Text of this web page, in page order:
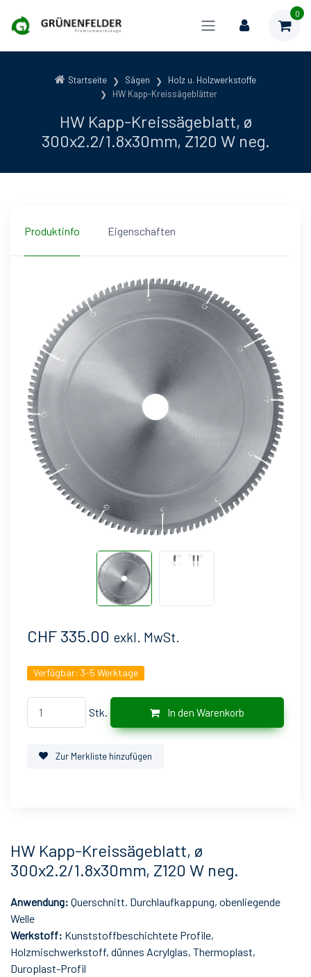
0
Startseite Sägen
Holz u. Holzwerkstoffe
HW Kapp-Kreissägeblätter
HW Kapp-Kreissägeblatt, ø
300x2.2/1.8x30mm, Z120 W neg.
Produktinfo Eigenschaften
CHF 335.00 exkl. MwSt.
Verfügbar: 3-5 Werktage
Stk. In den Warenkorb
Zur Merkliste hinzufügen
HW Kapp-Kreissägeblatt, ø
300x2.2/1.8x30mm, Z120 W neg.
Anwendung: Querschnitt. Durchlaufkappung, obenliegende
Welle
Werkstoff: Kunststoffbeschichtete Profile,
Holzmischwerkstoff, dünnes Acrylglas, Thermoplast,
Duroplast-Profil